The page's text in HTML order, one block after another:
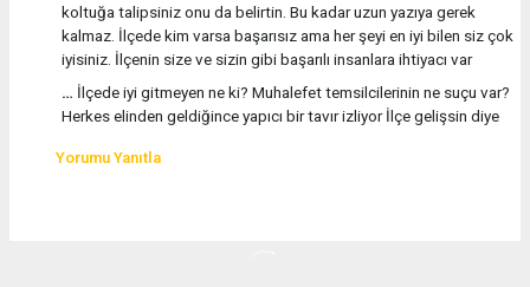
koltuğa talipsiniz onu da belirtin. Bu kadar uzun yazıya gerek
kalmaz. İlçede kim varsa başarısız ama her şeyi en iyi bilen siz çok
iyisiniz. İlçenin size ve sizin gibi başarılı insanlara ihtiyacı var
… İlçede iyi gitmeyen ne ki? Muhalefet temsilcilerinin ne suçu var?
Herkes elinden geldiğince yapıcı bir tavır izliyor İlçe gelişsin diye
Yorumu Yanıtla